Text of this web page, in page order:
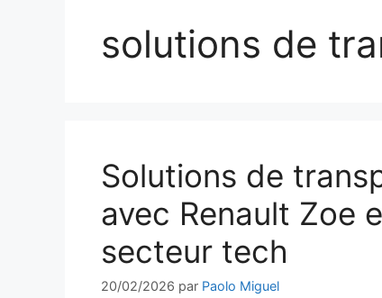
solutions de
Solutions de
avec Renault Zoe
secteur tech
20/02/2026 par Paolo Miguel